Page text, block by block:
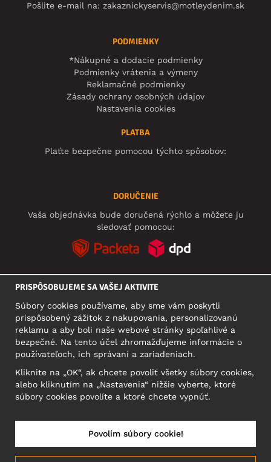
Pošlite e-mail na: zakaznickyservis@motleydenim.sk
PODMIENKY
*Nákupné a dodacie podmienky
Podmienky vrátenia a výmeny
Reklamačné podmienky
Zásady ochrany osobných údajov
Nastavenia cookies
PLATBA
Plaťte bezpečne pomocou týchto spôsobov:
DORUČENIE
Vaša objednávka bude doručená rýchlo a môžete ju
sledovať pomocou:
SÍDLO
Narva mnt 5, EE-10117 Tallinn
Reg: 12356245
PRISPÔSOBUJEME SA VAŠEJ AKTIVITE
Súbory cookies používame, aby sme vám poskytli
prispôsobený zážitok z nakupovania, personalizovanú
reklamu a aby boli naše webové stránky spoľahlivé a
bezpečné. Na tento účel zhromažďujeme informácie o
používateľoch, ich správaní a zariadeniach.
Kliknite na „OK“, ak chcete povoliť všetky súbory cookies,
alebo kliknutím na „Nastavenia“ nižšie vyberte, ktoré
súbory cookies povolíte a ktoré chcete vypnúť.
Povolím súbory cookie!